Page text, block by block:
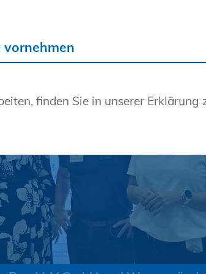
finden Sie in unserer Erklärung